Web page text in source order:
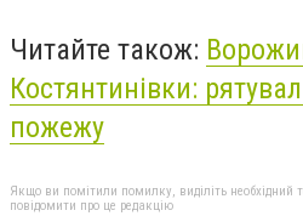
Читайте також:
Костянтинівки:
пожежу
Якщо ви помітили помилку, виділіть необхідний
повідомити про це редакцію